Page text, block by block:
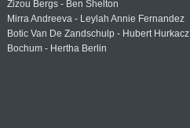
Zizou Bergs - Ben Shelton
Mirra Andreeva - Leylah Annie Fernandez
Botic Van De Zandschulp - Hubert Hurkacz
Bochum - Hertha Berlin